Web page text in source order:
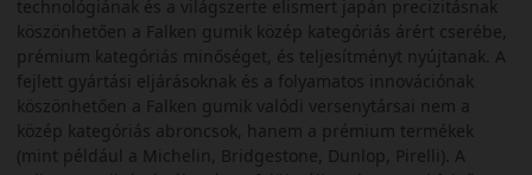
technológiának és a világszerte elismert japán precizitásnak
köszönhetően a Falken gumik közép kategóriás árért cserébe,
prémium kategóriás minőséget, és teljesítményt nyújtanak. A
fejlett gyártási eljárásoknak és a folyamatos innovációnak
köszönhetően a Falken gumik valódi versenytársai nem a
közép kategóriás abroncsok, hanem a prémium termékek
(mint például a Michelin, Bridgestone, Dunlop, Pirelli). A